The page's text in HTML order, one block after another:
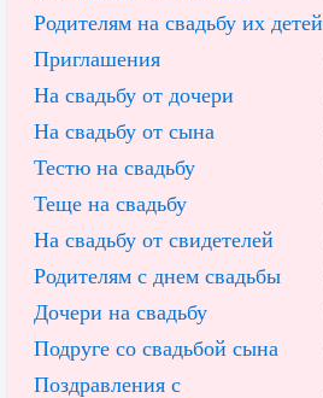
Родителям на свадьбу их детей
Приглашения
На свадьбу от дочери
На свадьбу от сына
Тестю на свадьбу
Теще на свадьбу
На свадьбу от свидетелей
Родителям с днем свадьбы
Дочери на свадьбу
Подруге со свадьбой сына
Поздравления с